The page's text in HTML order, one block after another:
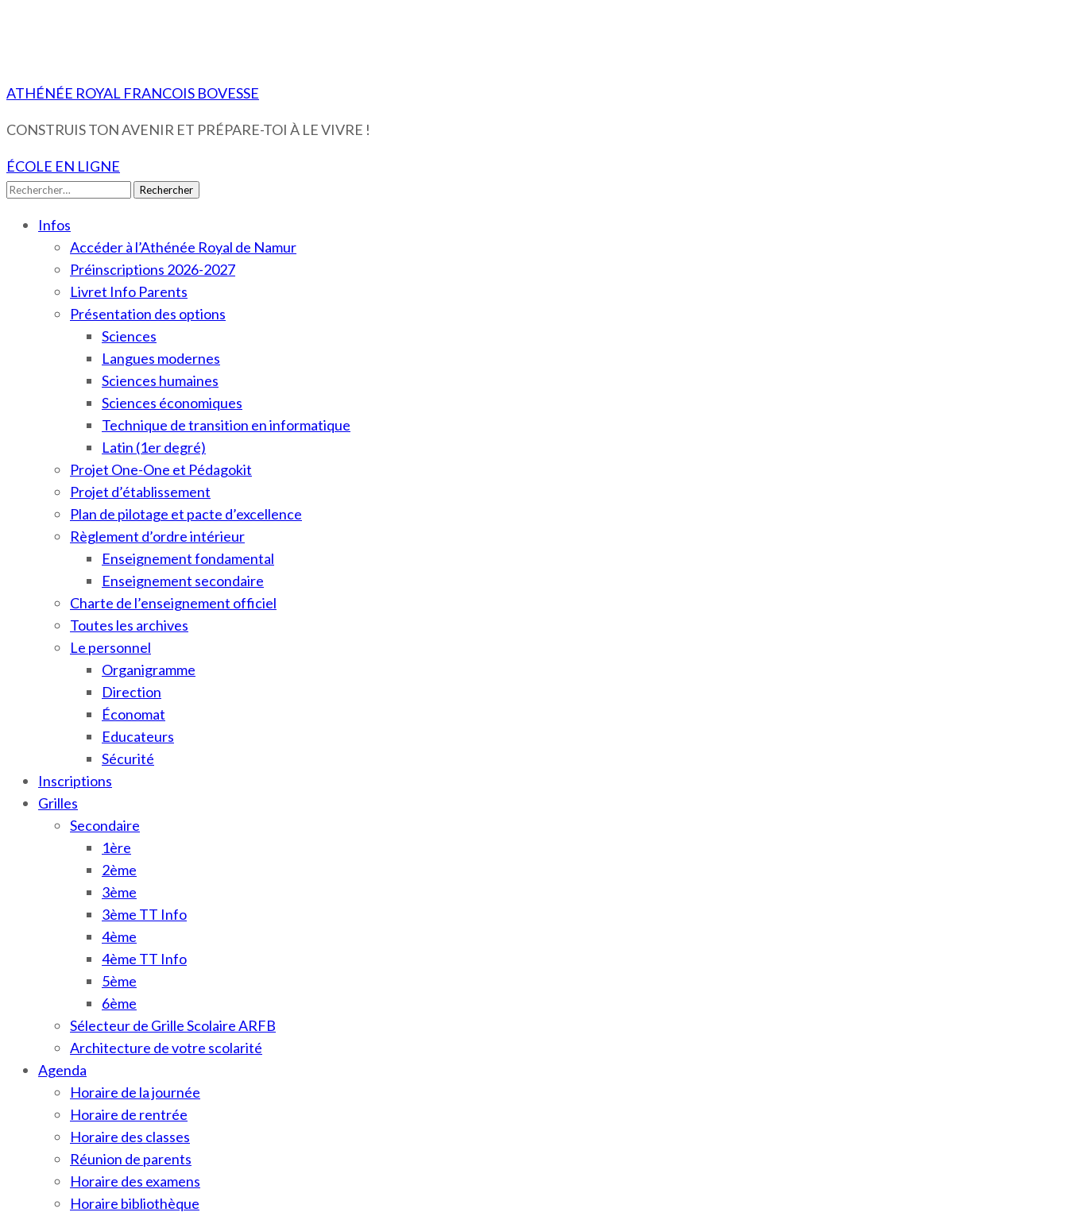
ATHÉNÉE ROYAL FRANCOIS BOVESSE
CONSTRUIS TON AVENIR ET PRÉPARE-TOI À LE VIVRE !
ÉCOLE EN LIGNE
Rechercher :
Infos
Accéder à l’Athénée Royal de Namur
Préinscriptions 2026-2027
Livret Info Parents
Présentation des options
Sciences
Langues modernes
Sciences humaines
Sciences économiques
Technique de transition en informatique
Latin (1er degré)
Projet One-One et Pédagokit
Projet d’établissement
Plan de pilotage et pacte d’excellence
Règlement d’ordre intérieur
Enseignement fondamental
Enseignement secondaire
Charte de l’enseignement officiel
Toutes les archives
Le personnel
Organigramme
Direction
Économat
Educateurs
Sécurité
Inscriptions
Grilles
Secondaire
1ère
2ème
3ème
3ème TT Info
4ème
4ème TT Info
5ème
6ème
Sélecteur de Grille Scolaire ARFB
Architecture de votre scolarité
Agenda
Horaire de la journée
Horaire de rentrée
Horaire des classes
Réunion de parents
Horaire des examens
Horaire bibliothèque